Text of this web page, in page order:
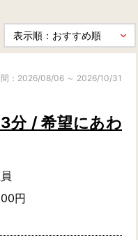
：2026/08/06 ～ 2026/10/31
分 / 希望にあわ
円
事業所内保育所
児童発達支援事業所